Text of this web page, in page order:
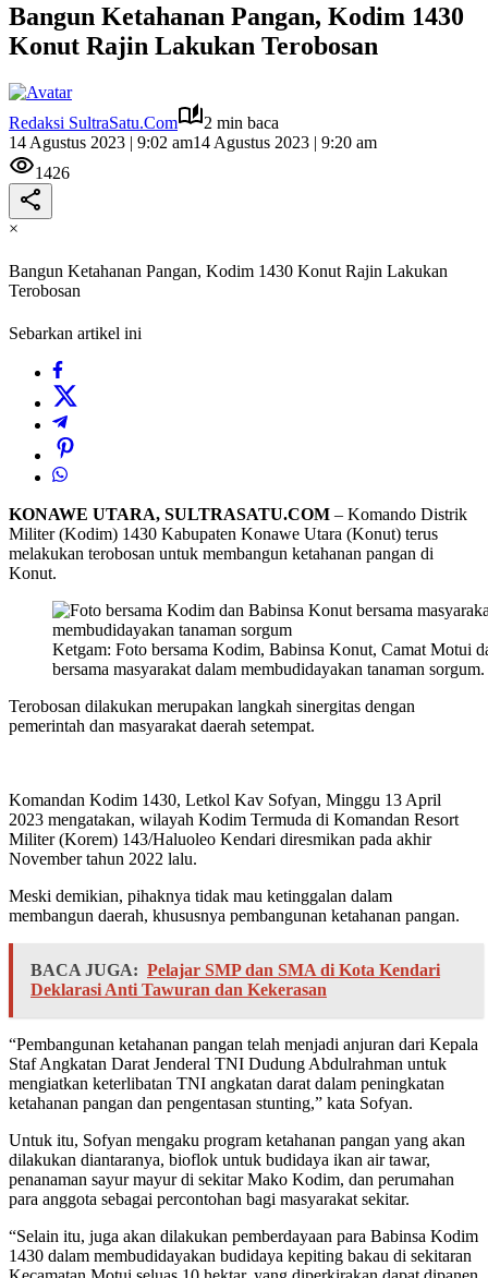
Bangun Ketahanan Pangan, Kodim 1430
Konut Rajin Lakukan Terobosan
Redaksi SultraSatu.Com
2 min baca
14 Agustus 2023 | 9:02 am14 Agustus 2023 | 9:20 am
1426
×
Bangun Ketahanan Pangan, Kodim 1430 Konut Rajin Lakukan
Terobosan
Sebarkan artikel ini
KONAWE UTARA, SULTRASATU.COM – Komando Distrik
Militer (Kodim) 1430 Kabupaten Konawe Utara (Konut) terus
melakukan terobosan untuk membangun ketahanan pangan di
Konut.
Ketgam: Foto bersama Kodim, Babinsa Konut, Camat Motui
bersama masyarakat dalam membudidayakan tanaman sorgum.
Terobosan dilakukan merupakan langkah sinergitas dengan
pemerintah dan masyarakat daerah setempat.
Komandan Kodim 1430, Letkol Kav Sofyan, Minggu 13 April
2023 mengatakan, wilayah Kodim Termuda di Komandan Resort
Militer (Korem) 143/Haluoleo Kendari diresmikan pada akhir
November tahun 2022 lalu.
Meski demikian, pihaknya tidak mau ketinggalan dalam
membangun daerah, khususnya pembangunan ketahanan pangan.
BACA JUGA: Pelajar SMP dan SMA di Kota Kendari
Deklarasi Anti Tawuran dan Kekerasan
“Pembangunan ketahanan pangan telah menjadi anjuran dari Kepala
Staf Angkatan Darat Jenderal TNI Dudung Abdulrahman untuk
mengiatkan keterlibatan TNI angkatan darat dalam peningkatan
ketahanan pangan dan pengentasan stunting,” kata Sofyan.
Untuk itu, Sofyan mengaku program ketahanan pangan yang akan
dilakukan diantaranya, bioflok untuk budidaya ikan air tawar,
penanaman sayur mayur di sekitar Mako Kodim, dan perumahan
para anggota sebagai percontohan bagi masyarakat sekitar.
“Selain itu, juga akan dilakukan pemberdayaan para Babinsa Kodim
1430 dalam membudidayakan budidaya kepiting bakau di sekitaran